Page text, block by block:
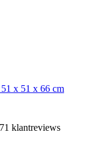
x 51 x 66 cm
klantreviews